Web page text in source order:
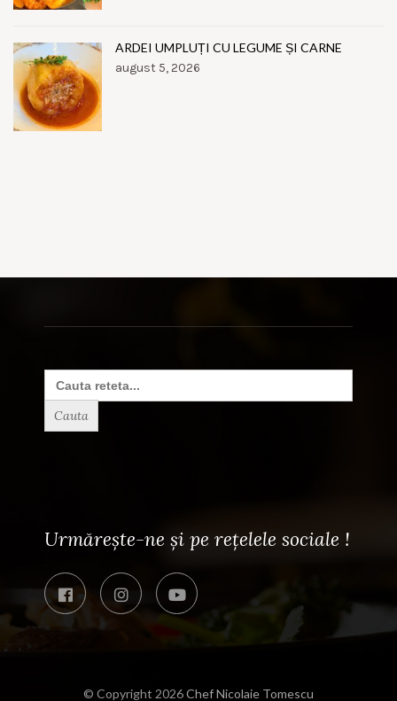
ARDEI UMPLUȚI CU LEGUME ȘI CARNE
august 5, 2026
Search
for:
Urmărește-ne și pe rețelele sociale !
© Copyright 2026Chef Nicolaie Tomescu